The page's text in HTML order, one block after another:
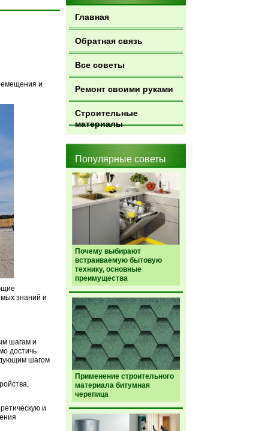
Главная
Обратная связь
Все советы
Ремонт своими руками
Строительные
материалы
Популярные советы
Почему выбирают
встраиваемую бытовую
технику, основные
преимущества
Применение строительного
материала битумная
черепица
и
знаний и
шагам и
достичь
шагом
и